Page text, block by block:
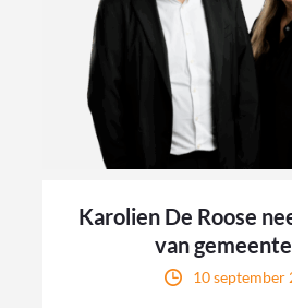
Karolien De Roose
van
10 september